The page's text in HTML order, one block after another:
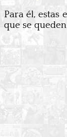
Para él, estas
que se